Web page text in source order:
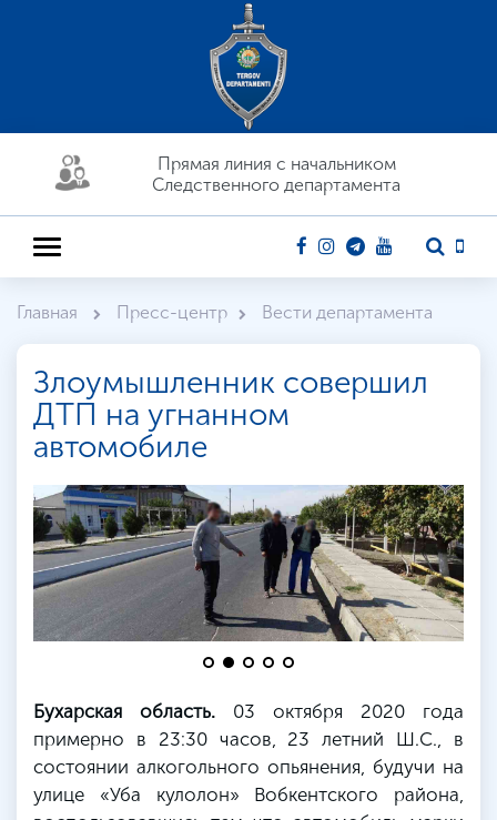
Прямая линия c начальником
Следственного департамента
Главная Пресс-центр Вести департамента
Злоумышленник совершил
ДТП на угнанном
автомобиле
Бухарская область. 03 октября 2020 года
примерно в 23:30 часов, 23 летний Ш.С., в
состоянии алкогольного опьянения, будучи на
улице «Уба кулолон» Вобкентского района,